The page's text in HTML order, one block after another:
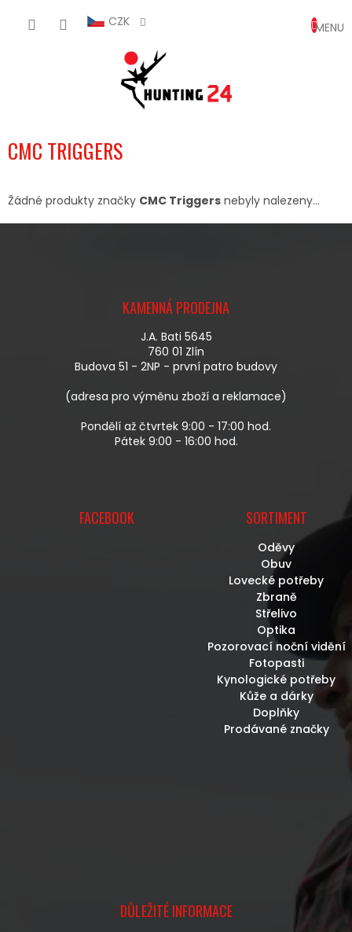
CZK
KOŠÍK
CMC TRIGGERS
Žádné produkty značky CMC Triggers nebyly nalezeny...
KAMENNÁ PRODEJNA
J.A. Bati 5645
760 01 Zlín
Budova 51 - 2NP - první patro budovy
(adresa pro výměnu zboží a reklamace)
Pondělí až čtvrtek 9:00 - 17:00 hod.
Pátek 9:00 - 16:00 hod.
FACEBOOK SORTIMENT
Oděvy
Obuv
Lovecké potřeby
Zbraně
Střelivo
Optika
Pozorovací noční vidění
Fotopasti
Kynologické potřeby
Kůže a dárky
Doplňky
Prodávané značky
DŮLEŽITÉ INFORMACE